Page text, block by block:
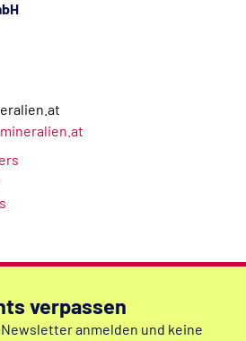
verpassen
anmelden und keine